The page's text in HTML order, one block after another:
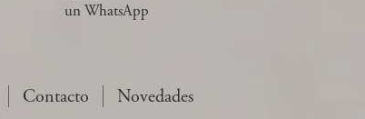
un WhatsApp
Contacto Novedades